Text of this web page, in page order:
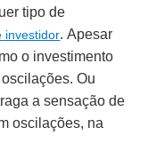
tipo de
investidor. Apesar
o investimento
Ou
a sensação de
oscilações, na